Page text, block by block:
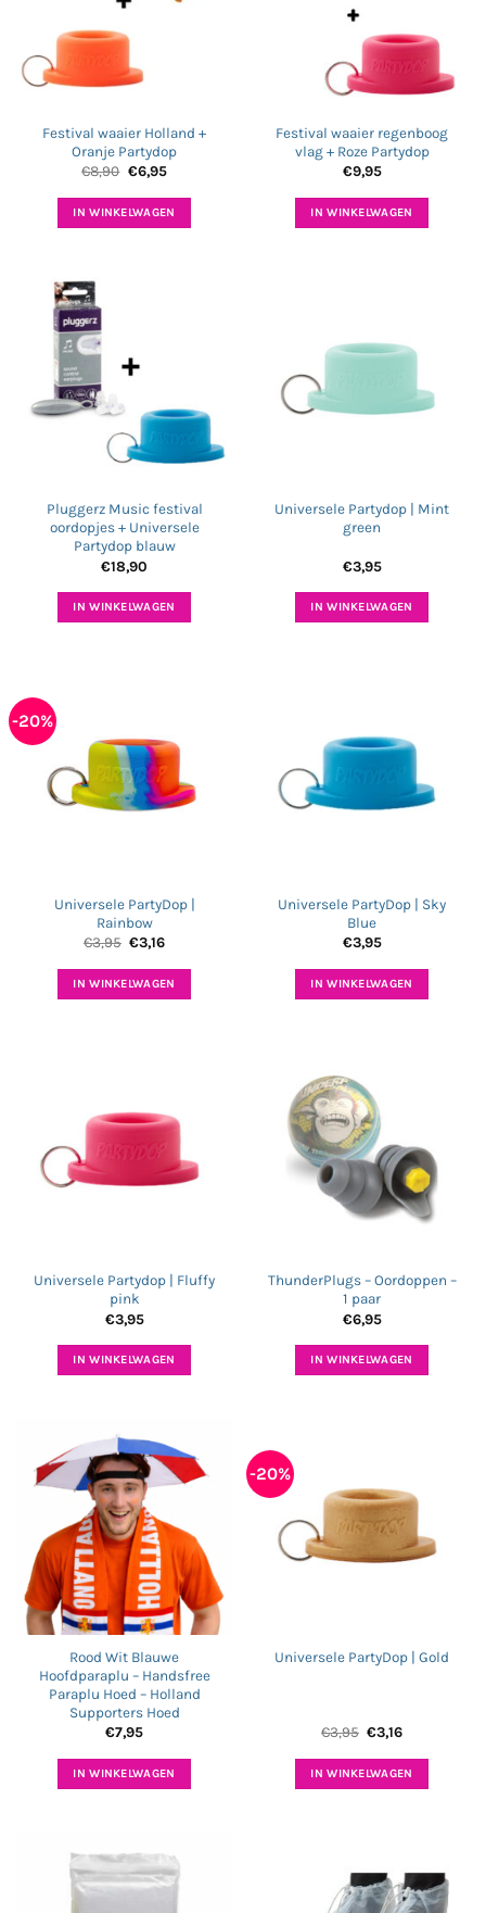
Festival waaier Holland +
Oranje Partydop
€8,90 Oorspronkelijke
was:
€8,90.
€6,95Huidige
is:
€6,95.
IN WINKELWAGEN
Festival waaier regenboog
vlag + Roze Partydop
€9,95
IN WINKELWAGEN
Pluggerz Music festival
oordopjes + Universele
Partydop blauw
€18,90
IN WINKELWAGEN
Universele Partydop | Mint
green
€3,95
IN WINKELWAGEN
-20%
Universele PartyDop |
Rainbow
€3,95 Oorspronkelijke
was:
€3,95.
€3,16Huidige
is:
€3,16.
IN WINKELWAGEN
Universele PartyDop | Sky
Blue
€3,95
IN WINKELWAGEN
Universele Partydop | Fluffy
pink
€3,95
IN WINKELWAGEN
ThunderPlugs – Oordoppen –
1 paar
€6,95
IN WINKELWAGEN
Rood Wit Blauwe
Hoofdparaplu – Handsfree
Paraplu Hoed – Holland
Supporters Hoed
€7,95
IN WINKELWAGEN
-20%
Universele PartyDop | Gold
€3,95 Oorspronkelijke
was:
€3,95.
€3,16Huidige
is:
€3,16.
IN WINKELWAGEN